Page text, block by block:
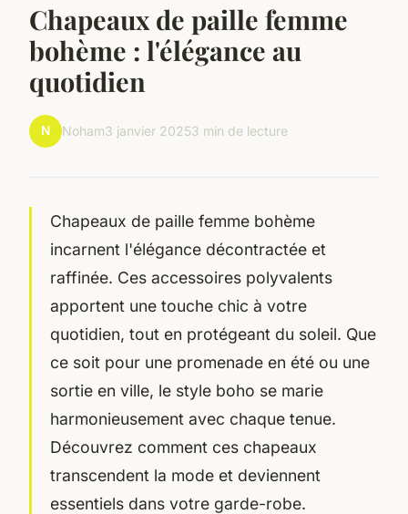
Chapeaux de paille femme
bohème : l'élégance au
quotidien
N Noham3 janvier 20253 min de lecture
Chapeaux de paille femme bohème
incarnent l'élégance décontractée et
raffinée. Ces accessoires polyvalents
apportent une touche chic à votre
quotidien, tout en protégeant du soleil. Que
ce soit pour une promenade en été ou une
sortie en ville, le style boho se marie
harmonieusement avec chaque tenue.
Découvrez comment ces chapeaux
transcendent la mode et deviennent
essentiels dans votre garde-robe.